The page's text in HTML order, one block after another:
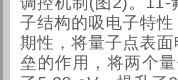
子结构的吸电子特
期性，将量子点表
垒的作用，将两个